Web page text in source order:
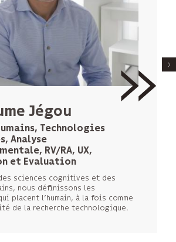
© FRED PIEAU
Royan
Scientist, principal
rendre possibles les applications
dans des environnements
les usines ou les chantiers.
aide à la maintenance ou
aide à la navigation, maintenance
sont les cas d’usage
Jégou
Technologies
Analyse
RV/RA, UX,
et Evaluation
sciences cognitives et des
nous définissons les
placent l’humain, à la fois comme
de la recherche technologique.